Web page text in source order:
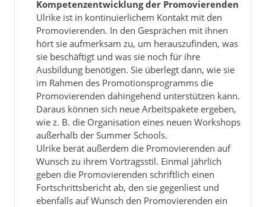
Kompetenzentwicklung der Promovierenden
Ulrike ist in kontinuierlichem Kontakt mit den
Promovierenden. In den Gesprächen mit ihnen
hört sie aufmerksam zu, um herauszufinden, was
sie beschäftigt und was sie noch für ihre
Ausbildung benötigen. Sie überlegt dann, wie sie
im Rahmen des Promotionsprogramms die
Promovierenden dahingehend unterstützen kann.
Daraus können sich neue Arbeitspakete ergeben,
wie z. B. die Organisation eines neuen Workshops
außerhalb der Summer Schools.
Ulrike berät außerdem die Promovierenden auf
Wunsch zu ihrem Vortragsstil. Einmal jährlich
geben die Promovierenden schriftlich einen
Fortschrittsbericht ab, den sie gegenliest und
ebenfalls auf Wunsch den Promovierenden ein